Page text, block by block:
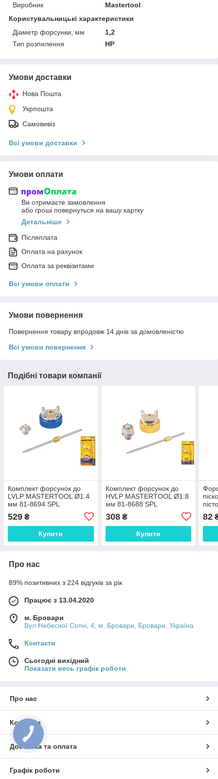
Виробник
Mastertool
Користувальницькі характеристики
Діаметр форсунки, мм
1,2
Тип розпилення
HP
Умови доставки
Нова Пошта
Укрпошта
Самовивіз
Всі умови доставки
Умови оплати
Ви отримаєте замовлення
або гроші повернуться на вашу картку
Детальніше
Післяплата
Оплата на рахунок
Оплата за реквізитами
Всі умови оплати
Умови повернення
Повернення товару впродовж 14 днів за домовленістю
Всі умови повернення
Подібні товари компанії
Комплект форсунок до
LVLP MASTERTOOL Ø1.4
мм 81-8694 SPL
529 ₴
Купити
Комплект форсунок до
HVLP MASTERTOOL Ø1.8
мм 81-8688 SPL
308₴
Купити
82
Про нас
89% позитивних з 224 відгуків за рік
Працює з 13.04.2020
м. Бровари
Вул Небесної Сотні, 4, м. Бровари, Бровари, Україна
Контакти
Сьогодні вихідний
Показати весь графік роботи
Про нас
Контакти
Доставка та оплата
Графік роботи